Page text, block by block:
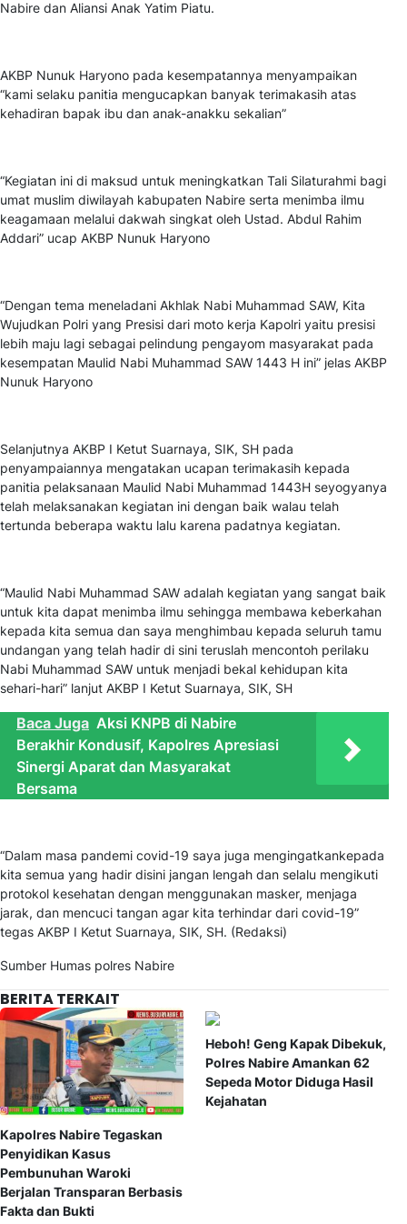
Nabire dan Aliansi Anak Yatim Piatu.
AKBP Nunuk Haryono pada kesempatannya menyampaikan
“kami selaku panitia mengucapkan banyak terimakasih atas
kehadiran bapak ibu dan anak-anakku sekalian”
“Kegiatan ini di maksud untuk meningkatkan Tali Silaturahmi bagi
umat muslim diwilayah kabupaten Nabire serta menimba ilmu
keagamaan melalui dakwah singkat oleh Ustad. Abdul Rahim
Addari” ucap AKBP Nunuk Haryono
“Dengan tema meneladani Akhlak Nabi Muhammad SAW, Kita
Wujudkan Polri yang Presisi dari moto kerja Kapolri yaitu presisi
lebih maju lagi sebagai pelindung pengayom masyarakat pada
kesempatan Maulid Nabi Muhammad SAW 1443 H ini” jelas AKBP
Nunuk Haryono
Selanjutnya AKBP I Ketut Suarnaya, SIK, SH pada
penyampaiannya mengatakan ucapan terimakasih kepada
panitia pelaksanaan Maulid Nabi Muhammad 1443H seyogyanya
telah melaksanakan kegiatan ini dengan baik walau telah
tertunda beberapa waktu lalu karena padatnya kegiatan.
“Maulid Nabi Muhammad SAW adalah kegiatan yang sangat baik
untuk kita dapat menimba ilmu sehingga membawa keberkahan
kepada kita semua dan saya menghimbau kepada seluruh tamu
undangan yang telah hadir di sini teruslah mencontoh perilaku
Nabi Muhammad SAW untuk menjadi bekal kehidupan kita
sehari-hari” lanjut AKBP I Ketut Suarnaya, SIK, SH
Baca Juga Aksi KNPB di Nabire
Berakhir Kondusif, Kapolres Apresiasi
Sinergi Aparat dan Masyarakat
Bersama
“Dalam masa pandemi covid-19 saya juga mengingatkankepada
kita semua yang hadir disini jangan lengah dan selalu mengikuti
protokol kesehatan dengan menggunakan masker, menjaga
jarak, dan mencuci tangan agar kita terhindar dari covid-19”
tegas AKBP I Ketut Suarnaya, SIK, SH. (Redaksi)
Sumber Humas polres Nabire
BERITA TERKAIT
Kapolres Nabire Tegaskan
Penyidikan Kasus
Pembunuhan Waroki
Berjalan Transparan Berbasis
Fakta dan Bukti
Heboh! Geng Kapak Dibekuk,
Polres Nabire Amankan 62
Sepeda Motor Diduga Hasil
Kejahatan